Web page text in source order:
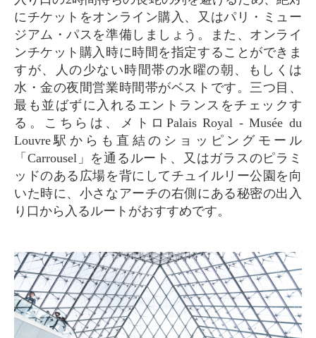
にチケットをオンライン購入、又はパリ・ミュー
ジアム・パスを準備しましょう。また、オンライ
ンチケット購入時に時間を指定することができま
すが、人の少ない時間帯の水曜の朝、もしくは
水・金の夜間営業時間帯がベストです。三つ目、
最も並ばずに入れるエントランスをチェックす
る。こちらは、メトロPalais Royal - Musée du
Louvre駅からも直結のショッピングモール
「Carrousel」を通るルート、又はガラスのピラミ
ッドのある広場を背にしてチュイルリー公園を向
いた時に、小さなアーチの右側にある秘密の出入
り口から入るルートがおすすめです。